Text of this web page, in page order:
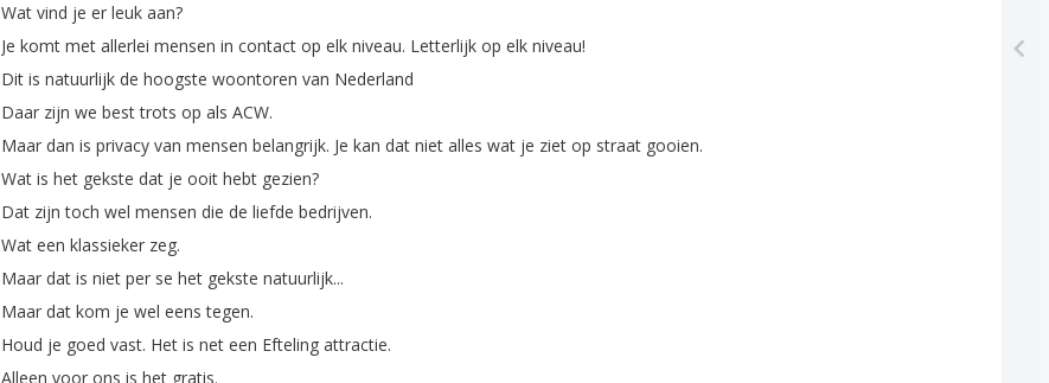
Wat vind je er leuk aan?
Je komt met allerlei mensen in contact op elk niveau. Letterlijk op elk niveau!
Dit is natuurlijk de hoogste woontoren van Nederland
Daar zijn we best trots op als ACW.
Maar dan is privacy van mensen belangrijk. Je kan dat niet alles wat je ziet op straat gooien.
Wat is het gekste dat je ooit hebt gezien?
Dat zijn toch wel mensen die de liefde bedrijven.
Wat een klassieker zeg.
Maar dat is niet per se het gekste natuurlijk...
Maar dat kom je wel eens tegen.
Houd je goed vast. Het is net een Efteling attractie.
Alleen voor ons is het gratis.